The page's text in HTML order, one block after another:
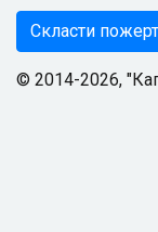
Скласти
© 2014-2026,